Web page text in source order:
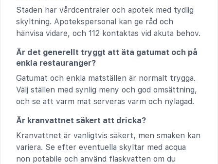
Staden har vårdcentraler och apotek med tydlig
skyltning. Apotekspersonal kan ge råd och
hänvisa vidare, och 112 kontaktas vid akuta behov.
Är det generellt tryggt att äta gatumat och på
enkla restauranger?
Gatumat och enkla matställen är normalt trygga.
Välj ställen med synlig meny och god omsättning,
och se att varm mat serveras varm och nylagad.
Är kranvattnet säkert att dricka?
Kranvattnet är vanligtvis säkert, men smaken kan
variera. Se efter eventuella skyltar med acqua
non potabile och använd flaskvatten om du